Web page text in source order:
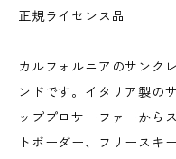
正規ライセンス品
カルフォルニアのサンク
ンドです。イタリア製の
ッププロサーファーから
トボーダー、フリースキ